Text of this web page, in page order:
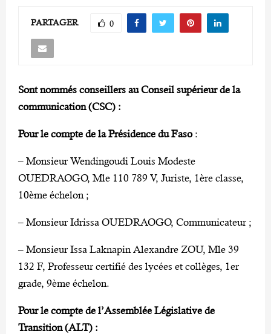
PARTAGER 0
Sont nommés conseillers au Conseil supérieur de la
communication (CSC) :
Pour le compte de la Présidence du Faso:
– Monsieur Wendingoudi Louis Modeste
OUEDRAOGO, Mle 110 789 V, Juriste, 1ère classe,
10ème échelon ;
– Monsieur Idrissa OUEDRAOGO, Communicateur ;
– Monsieur Issa Laknapin Alexandre ZOU, Mle 39
132 F, Professeur certifié des lycées et collèges, 1er
grade, 9ème échelon.
Pour le compte de l’Assemblée Législative de
Transition (ALT) :